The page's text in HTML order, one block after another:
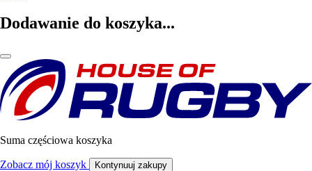
Dodawanie do koszyka...
Suma częściowa koszyka
Zobacz mój koszyk Kontynuuj zakupy